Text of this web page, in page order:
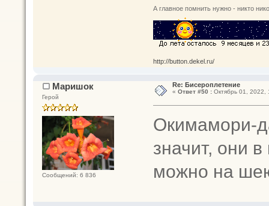
А главное помнить нужно - никто
http://button.dekel.ru/
Маришок
Герой
Сообщений: 6 836
Re: Бисероплетение
« Ответ #50 :Октябрь 01, 2022,
Окимамори-
значит, они
можно на